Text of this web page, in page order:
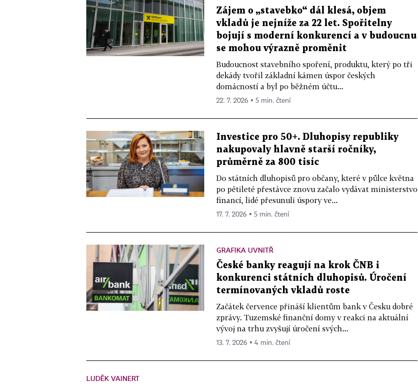
Zájem o „stavebko“ dál klesá, objem
vkladů je nejníže za 22 let. Spořitelny
bojují s moderní konkurencí a v budoucnu
se mohou výrazně proměnit
Budoucnost stavebního spoření, produktu, který po tři
dekády tvořil základní kámen úspor českých
domácností a byl po běžném účtu...
22. 7. 2026 ▪ 5 min. čtení
Investice pro 50+. Dluhopisy republiky
nakupovaly hlavně starší ročníky,
průměrně za 800 tisíc
Do státních dluhopisů pro občany, které v půlce května
po pětileté přestávce znovu začalo vydávat ministerstvo
financí, lidé přesunuli úspory ve...
17. 7. 2026 ▪ 5 min. čtení
GRAFIKA UVNITŘ
České banky reagují na krok ČNB i
konkurenci státních dluhopisů. Úročení
termínovaných vkladů roste
Začátek července přináší klientům bank v Česku dobré
zprávy. Tuzemské finanční domy v reakci na aktuální
vývoj na trhu zvyšují úročení svých...
13. 7. 2026 ▪ 4 min. čtení
LUDĚK VAINERT